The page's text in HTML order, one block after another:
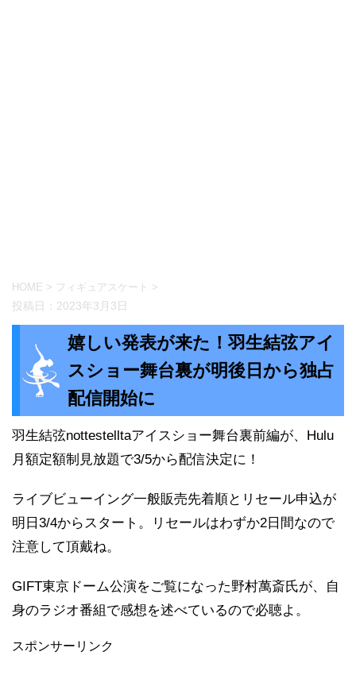
HOME > フィギュアスケート >
投稿日： 2023年3月3日
嬉しい発表が来た！羽生結弦アイ
スショー舞台裏が明後日から独占
配信開始に
羽生結弦nottestelltaアイスショー舞台裏前編が、Hulu
月額定額制見放題で3/5から配信決定に！
ライブビューイング一般販売先着順とリセール申込が
明日3/4からスタート。リセールはわずか2日間なので
注意して頂戴ね。
GIFT東京ドーム公演をご覧になった野村萬斎氏が、自
身のラジオ番組で感想を述べているので必聴よ。
スポンサーリンク